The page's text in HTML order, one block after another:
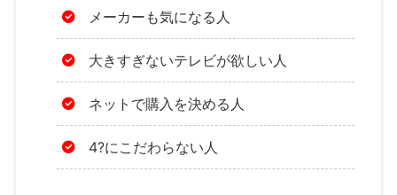
メーカーも気になる人
大きすぎないテレビが欲しい人
ネットで購入を決める人
4?にこだわらない人